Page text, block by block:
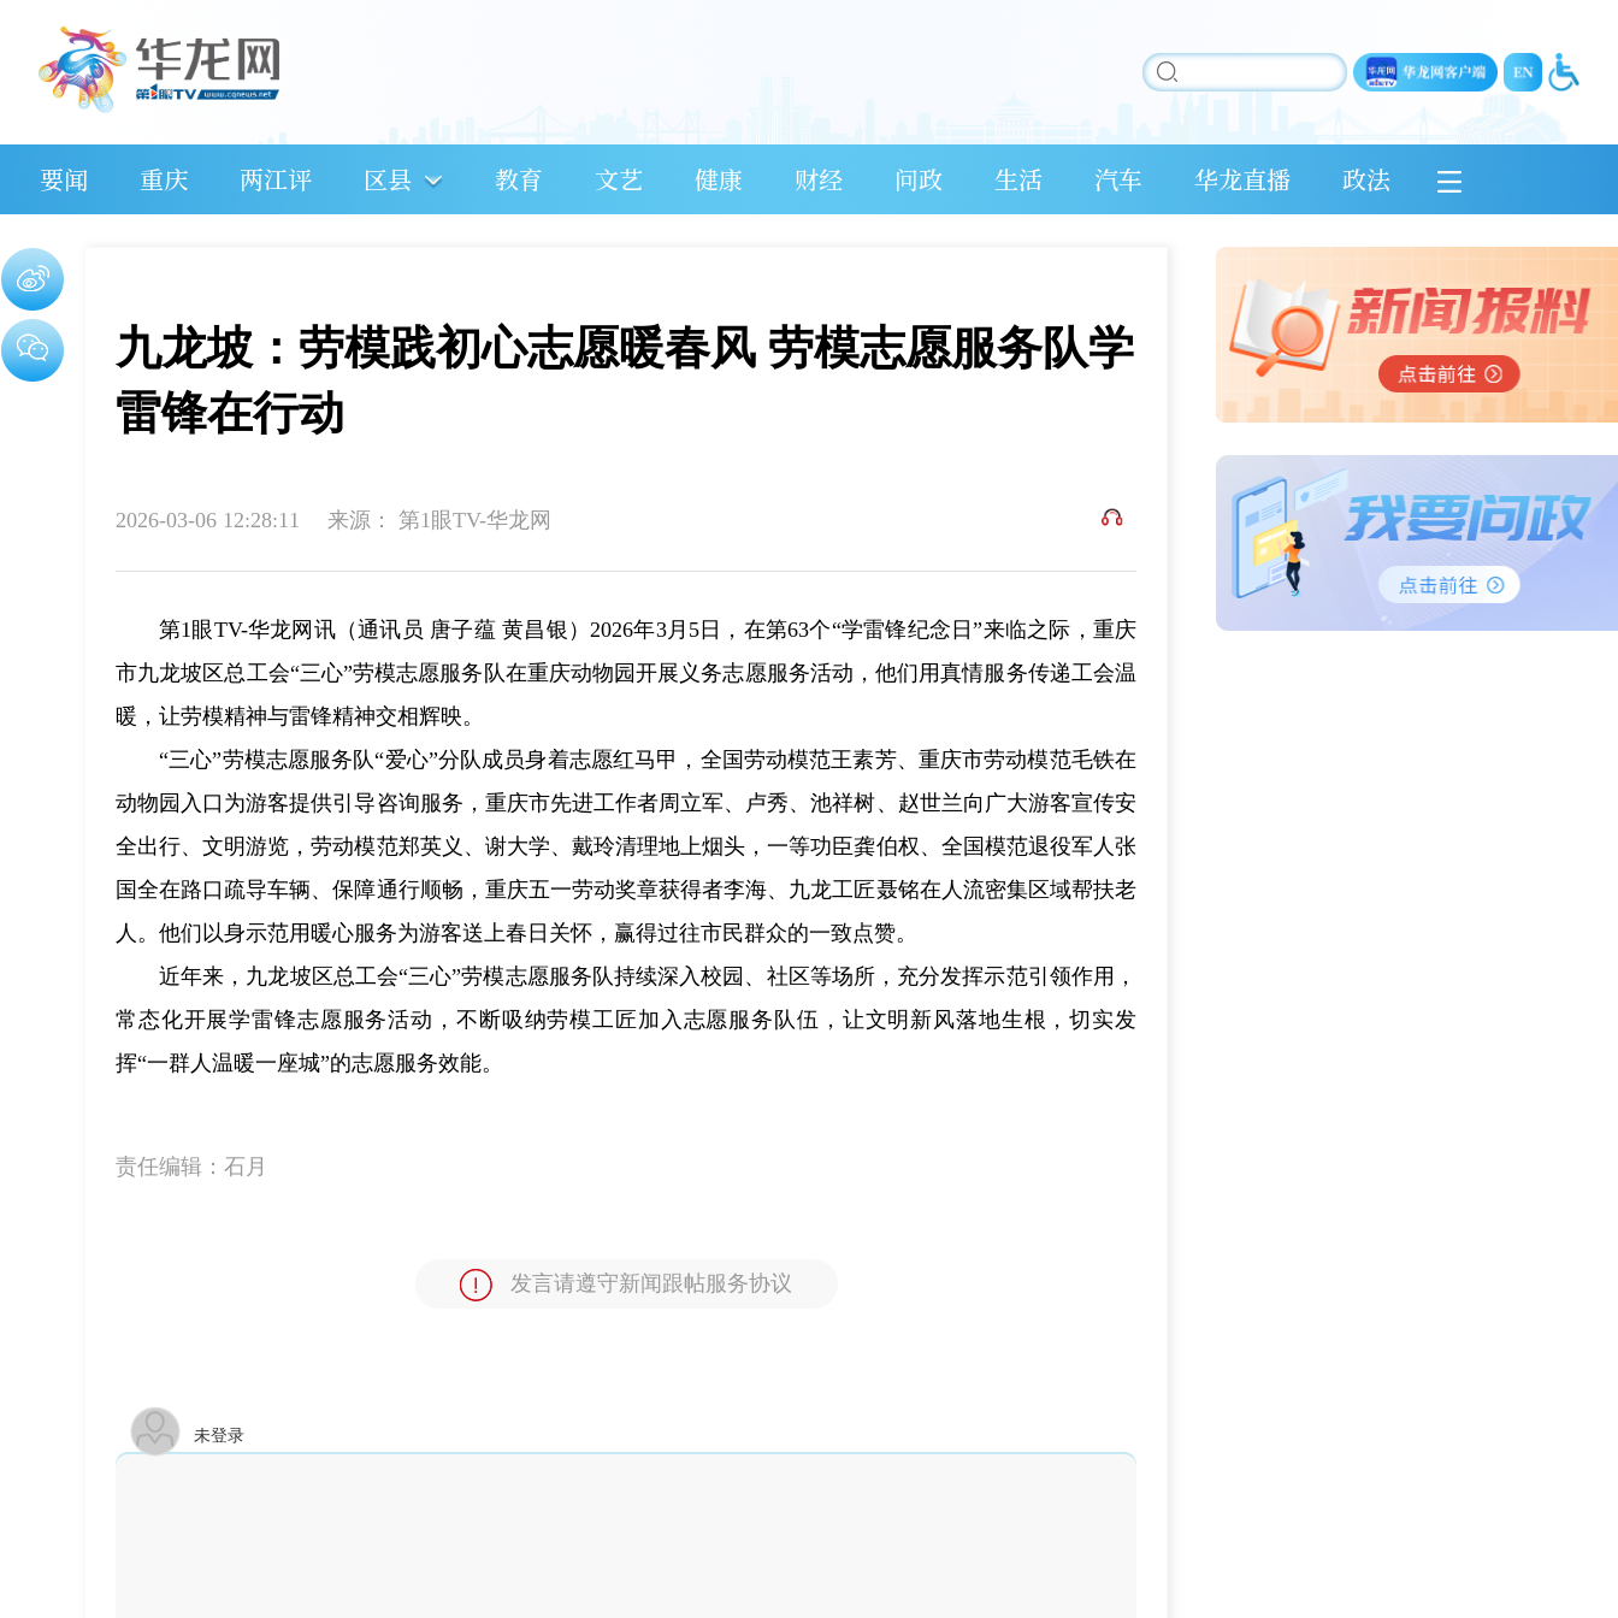
要闻 重庆 两江评 区县 教育 文艺 健康 财经 问政 生活 汽车 华龙直播 政法
九龙坡：劳模践初心志愿暖春风 劳模志愿服务队学
雷锋在行动
2026-03-06 12:28:11 来源： 第1眼TV-华龙网
第1眼TV-华龙网讯（通讯员 唐子蕴 黄昌银）2026年3月5日，在第63个“学雷锋纪念日”来临之际，重庆
市九龙坡区总工会“三心”劳模志愿服务队在重庆动物园开展义务志愿服务活动，他们用真情服务传递工会温
暖，让劳模精神与雷锋精神交相辉映。
“三心”劳模志愿服务队“爱心”分队成员身着志愿红马甲，全国劳动模范王素芳、重庆市劳动模范毛铁在
动物园入口为游客提供引导咨询服务，重庆市先进工作者周立军、卢秀、池祥树、赵世兰向广大游客宣传安
全出行、文明游览，劳动模范郑英义、谢大学、戴玲清理地上烟头，一等功臣龚伯权、全国模范退役军人张
国全在路口疏导车辆、保障通行顺畅，重庆五一劳动奖章获得者李海、九龙工匠聂铭在人流密集区域帮扶老
人。他们以身示范用暖心服务为游客送上春日关怀，赢得过往市民群众的一致点赞。
近年来，九龙坡区总工会“三心”劳模志愿服务队持续深入校园、社区等场所，充分发挥示范引领作用，
常态化开展学雷锋志愿服务活动，不断吸纳劳模工匠加入志愿服务队伍，让文明新风落地生根，切实发
挥“一群人温暖一座城”的志愿服务效能。
责任编辑： 石月
发言请遵守新闻跟帖服务协议
未登录